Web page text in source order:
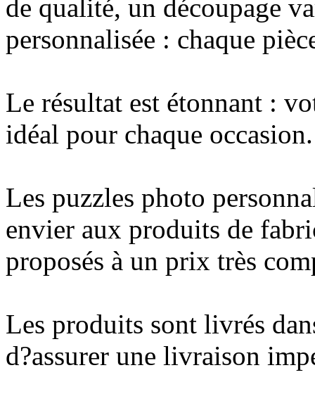
de qualité, un découpage
personnalisée : chaque
Le résultat est étonnant :
idéal pour chaque occasion.
Les puzzles photo
envier aux produits de
proposés à un prix très
Les produits sont livrés
d?assurer une livraison